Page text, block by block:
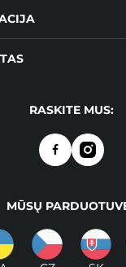
RASKITE MUS:
MŪSŲ